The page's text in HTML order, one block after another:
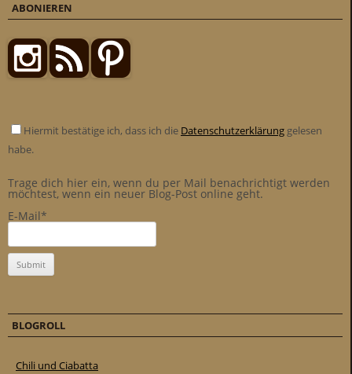
ABONIEREN
Hiermit bestätige ich, dass ich die Datenschutzerklärung gelesen
habe.
Trage dich hier ein, wenn du per Mail benachrichtigt werden
möchtest, wenn ein neuer Blog-Post online geht.
E-Mail*
BLOGROLL
Chili und Ciabatta